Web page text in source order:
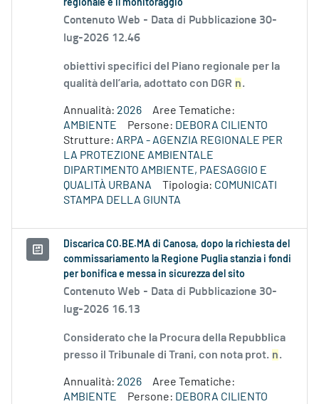
regionale e il monitoraggio
Contenuto Web - Data di Pubblicazione 30-
lug-2026 12.46
obiettivi specifici del Piano regionale per la
qualità dell’aria, adottato con DGR n.
Annualità: 2026
Aree Tematiche:
AMBIENTE
Persone: DEBORA CILIENTO
Strutture: ARPA - AGENZIA REGIONALE PER
LA PROTEZIONE AMBIENTALE
DIPARTIMENTO AMBIENTE, PAESAGGIO E
QUALITÀ URBANA
Tipologia: COMUNICATI
STAMPA DELLA GIUNTA
Discarica CO.BE.MA di Canosa, dopo la richiesta del
commissariamento la Regione Puglia stanzia i fondi
per bonifica e messa in sicurezza del sito
Contenuto Web - Data di Pubblicazione 30-
lug-2026 16.13
Considerato che la Procura della Repubblica
presso il Tribunale di Trani, con nota prot. n.
Annualità: 2026
Aree Tematiche:
AMBIENTE
Persone: DEBORA CILIENTO